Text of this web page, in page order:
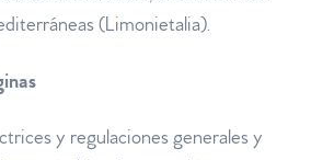
(Limonietalia).
y regulaciones generales y